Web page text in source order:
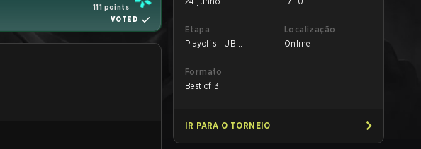
111 points
VOTED
Etapa
Playoffs - UB
Localização
Online
Formato
Best of 3
IR PARA O TORNEIO